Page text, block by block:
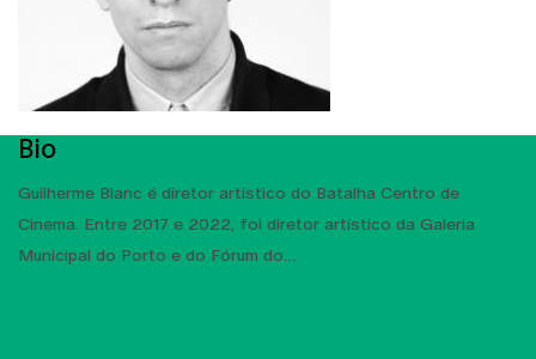
Bio
Guilherme Blanc é diretor artístico do Batalha Centro de
Cinema. Entre 2017 e 2022, foi diretor artístico da Galeria
Municipal do Porto e do Fórum do